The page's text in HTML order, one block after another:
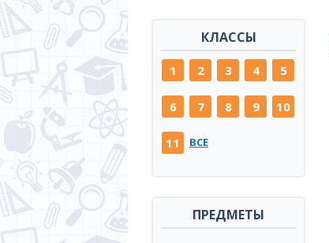
КЛАССЫ
1 2 3 4 5
6 7 8 9 10
11 ВСЕ
ПРЕДМЕТЫ